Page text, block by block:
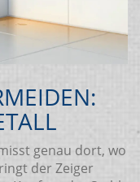
genau dort, wo
der Zeiger